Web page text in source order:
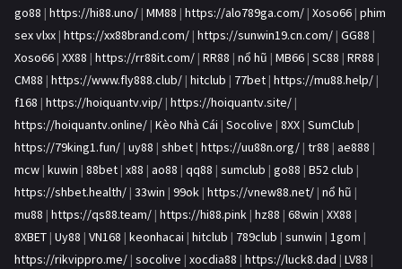
go88 | https://hi88.uno/ | MM88 | https://alo789ga.com/ | Xoso66 | phim
sex vlxx | https://xx88brand.com/ | https://sunwin19.cn.com/ | GG88 |
Xoso66 | XX88 | https://rr88it.com/ | RR88 | nổ hũ | MB66 | SC88 | RR88 |
CM88 | https://www.fly888.club/ | hitclub | 77bet | https://mu88.help/ |
f168 | https://hoiquantv.vip/ | https://hoiquantv.site/ |
https://hoiquantv.online/ | Kèo Nhà Cái | Socolive | 8XX | SumClub |
https://79king1.fun/ | uy88 | shbet | https://uu88n.org/ | tr88 | ae888 |
mcw | kuwin | 88bet | x88 | ao88 | qq88 | sumclub | go88 | B52 club |
https://shbet.health/ | 33win | 99ok | https://vnew88.net/ | nổ hũ |
mu88 | https://qs88.team/ | https://hi88.pink | hz88 | 68win | XX88 |
8XBET | Uy88 | VN168 | keonhacai | hitclub | 789club | sunwin | 1gom |
https://rikvippro.me/ | socolive | xocdia88 | https://luck8.dad | LV88 |